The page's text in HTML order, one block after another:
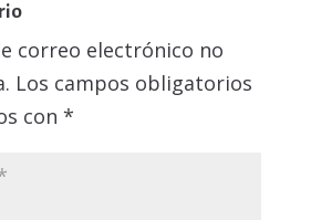
correo electrónico no
Los campos obligatorios
con *